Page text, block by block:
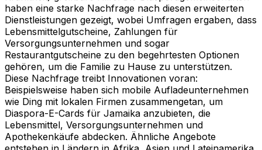
haben eine starke Nachfrage nach diesen erweiterten
Dienstleistungen gezeigt, wobei Umfragen ergaben, dass
Lebensmittelgutscheine, Zahlungen für
Versorgungsunternehmen und sogar
Restaurantgutscheine zu den begehrtesten Optionen
gehören, um die Familie zu Hause zu unterstützen.
Diese Nachfrage treibt Innovationen voran:
Beispielsweise haben sich mobile Aufladeunternehmen
wie Ding mit lokalen Firmen zusammengetan, um
Diaspora-E-Cards für Jamaika anzubieten, die
Lebensmittel, Versorgungsunternehmen und
Apothekenkäufe abdecken. Ähnliche Angebote